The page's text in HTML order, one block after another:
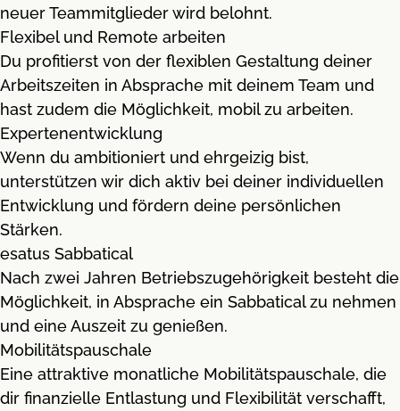
neuer Teammitglieder wird belohnt.
Flexibel und Remote arbeiten
Du profitierst von der flexiblen Gestaltung deiner
Arbeitszeiten in Absprache mit deinem Team und
hast zudem die Möglichkeit, mobil zu arbeiten.
Expertenentwicklung
Wenn du ambitioniert und ehrgeizig bist,
unterstützen wir dich aktiv bei deiner individuellen
Entwicklung und fördern deine persönlichen
Stärken.
esatus Sabbatical
Nach zwei Jahren Betriebszugehörigkeit besteht die
Möglichkeit, in Absprache ein Sabbatical zu nehmen
und eine Auszeit zu genießen.
Mobilitätspauschale
Eine attraktive monatliche Mobilitätspauschale, die
dir finanzielle Entlastung und Flexibilität verschafft,